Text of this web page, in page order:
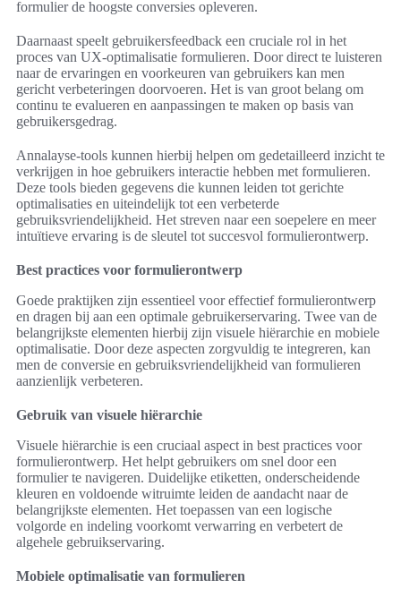
formulier de hoogste conversies opleveren.
Daarnaast speelt gebruikersfeedback een cruciale rol in het
proces van UX-optimalisatie formulieren. Door direct te luisteren
naar de ervaringen en voorkeuren van gebruikers kan men
gericht verbeteringen doorvoeren. Het is van groot belang om
continu te evalueren en aanpassingen te maken op basis van
gebruikersgedrag.
Annalayse-tools kunnen hierbij helpen om gedetailleerd inzicht te
verkrijgen in hoe gebruikers interactie hebben met formulieren.
Deze tools bieden gegevens die kunnen leiden tot gerichte
optimalisaties en uiteindelijk tot een verbeterde
gebruiksvriendelijkheid. Het streven naar een soepelere en meer
intuïtieve ervaring is de sleutel tot succesvol formulierontwerp.
Best practices voor formulierontwerp
Goede praktijken zijn essentieel voor effectief formulierontwerp
en dragen bij aan een optimale gebruikerservaring. Twee van de
belangrijkste elementen hierbij zijn visuele hiërarchie en mobiele
optimalisatie. Door deze aspecten zorgvuldig te integreren, kan
men de conversie en gebruiksvriendelijkheid van formulieren
aanzienlijk verbeteren.
Gebruik van visuele hiërarchie
Visuele hiërarchie is een cruciaal aspect in best practices voor
formulierontwerp. Het helpt gebruikers om snel door een
formulier te navigeren. Duidelijke etiketten, onderscheidende
kleuren en voldoende witruimte leiden de aandacht naar de
belangrijkste elementen. Het toepassen van een logische
volgorde en indeling voorkomt verwarring en verbetert de
algehele gebruikservaring.
Mobiele optimalisatie van formulieren